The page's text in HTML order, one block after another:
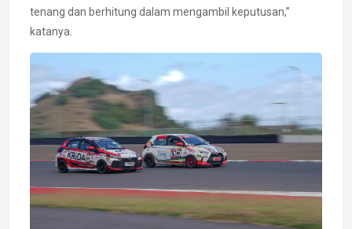
tenang dan berhitung dalam mengambil keputusan,”
katanya.